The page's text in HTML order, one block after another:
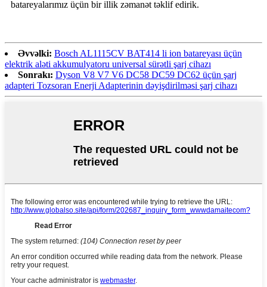
batareyalarımız üçün bir illik zəmanət təklif edirik.
Əvvəlki: Bosch AL1115CV BAT414 li ion batareyası üçün
elektrik aləti akkumulyatoru universal sürətli şarj cihazı
Sonrakı: Dyson V8 V7 V6 DC58 DC59 DC62 üçün şarj
adapteri Tozsoran Enerji Adapterinin dəyişdirilməsi şarj cihazı